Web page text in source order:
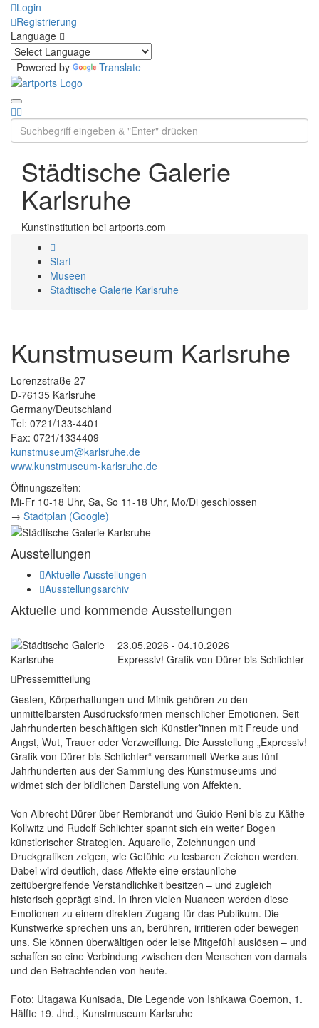
Login
Registrierung
Language
Powered by Translate
Städtische Galerie
Karlsruhe
Kunstinstitution bei artports.com
Start
Museen
Städtische Galerie Karlsruhe
Kunstmuseum Karlsruhe
Lorenzstraße 27
D-76135 Karlsruhe
Germany/Deutschland
Tel: 0721/133-4401
Fax: 0721/1334409
kunstmuseum@karlsruhe.de
www.kunstmuseum-karlsruhe.de
Öffnungszeiten:
Mi-Fr 10-18 Uhr, Sa, So 11-18 Uhr, Mo/Di geschlossen
→ Stadtplan (Google)
Ausstellungen
Aktuelle Ausstellungen
Ausstellungsarchiv
Aktuelle und kommende Ausstellungen
23.05.2026 - 04.10.2026
Expressiv! Grafik von Dürer bis Schlichter
Pressemitteilung
Gesten, Körperhaltungen und Mimik gehören zu den
unmittelbarsten Ausdrucksformen menschlicher Emotionen. Seit
Jahrhunderten beschäftigen sich Künstler*innen mit Freude und
Angst, Wut, Trauer oder Verzweiflung. Die Ausstellung „Expressiv!
Grafik von Dürer bis Schlichter“ versammelt Werke aus fünf
Jahrhunderten aus der Sammlung des Kunstmuseums und
widmet sich der bildlichen Darstellung von Affekten.
Von Albrecht Dürer über Rembrandt und Guido Reni bis zu Käthe
Kollwitz und Rudolf Schlichter spannt sich ein weiter Bogen
künstlerischer Strategien. Aquarelle, Zeichnungen und
Druckgrafiken zeigen, wie Gefühle zu lesbaren Zeichen werden.
Dabei wird deutlich, dass Affekte eine erstaunliche
zeitübergreifende Verständlichkeit besitzen – und zugleich
historisch geprägt sind. In ihren vielen Nuancen werden diese
Emotionen zu einem direkten Zugang für das Publikum. Die
Kunstwerke sprechen uns an, berühren, irritieren oder bewegen
uns. Sie können überwältigen oder leise Mitgefühl auslösen – und
schaffen so eine Verbindung zwischen den Menschen von damals
und den Betrachtenden von heute.
Foto: Utagawa Kunisada, Die Legende von Ishikawa Goemon, 1.
Hälfte 19. Jhd., Kunstmuseum Karlsruhe